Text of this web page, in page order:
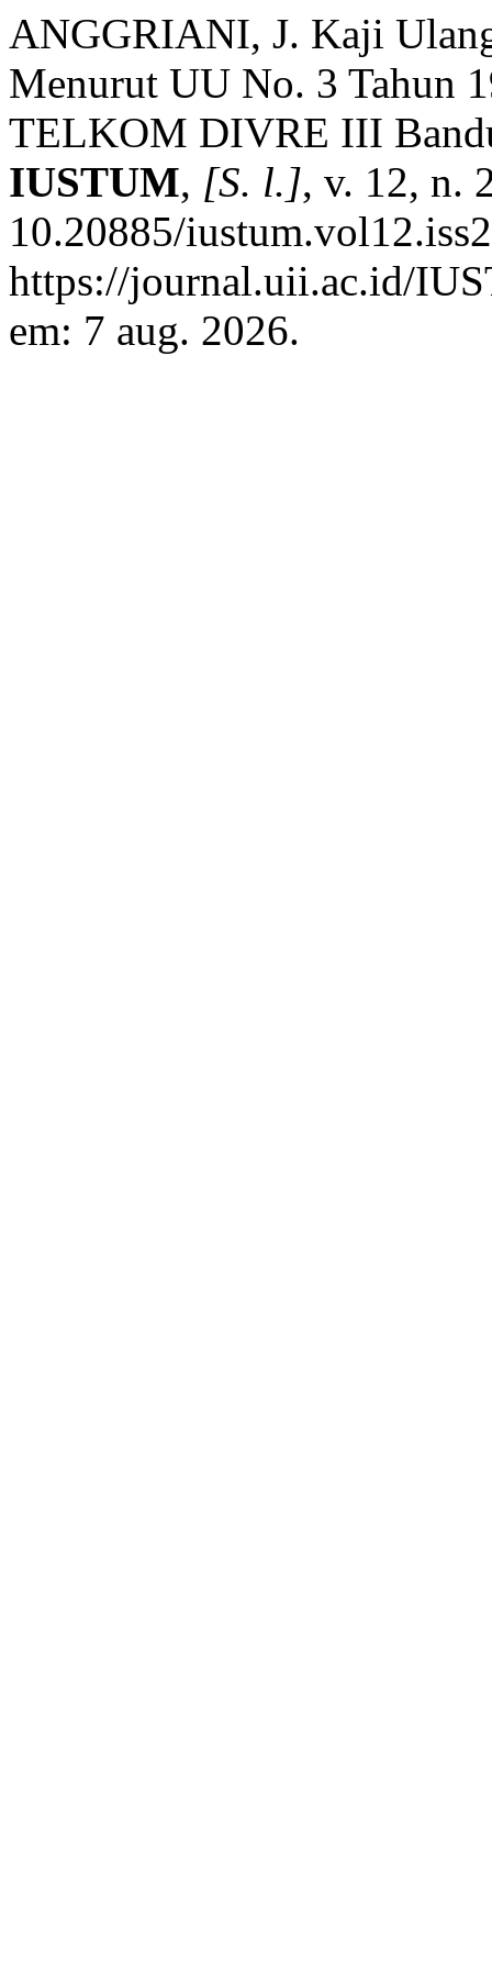
ANGGRIANI, J. Kaji
Menurut UU No. 3 Tahun
TELKOM DIVRE III
IUSTUM, [S. l.], v. 12, n.
10.20885/
https://journal.uii.ac.id/
em: 7 aug. 2026.